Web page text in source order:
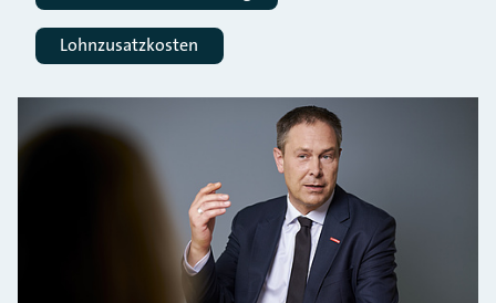
Lohnzusatzkosten